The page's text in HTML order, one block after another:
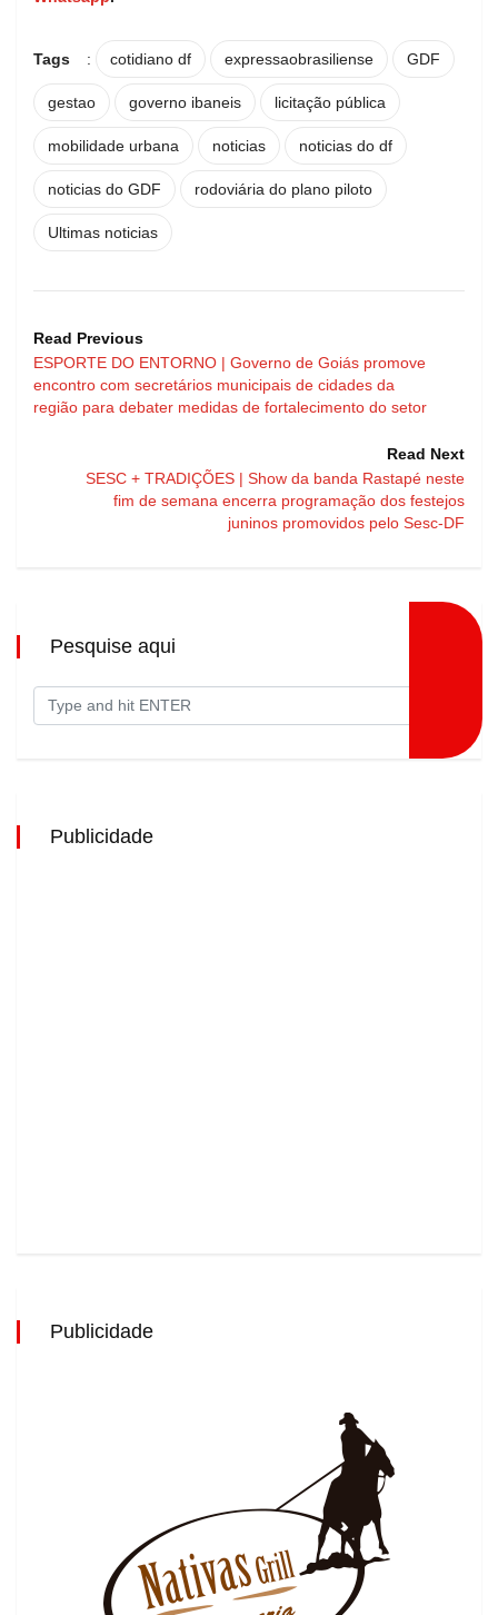
Tags : cotidiano df expressaobrasiliense GDF
gestao governo ibaneis licitação pública
mobilidade urbana noticias noticias do df
noticias do GDF rodoviária do plano piloto
Ultimas noticias
Read Previous
ESPORTE DO ENTORNO | Governo de Goiás promove
encontro com secretários municipais de cidades da
região para debater medidas de fortalecimento do setor
Read Next
SESC + TRADIÇÕES | Show da banda Rastapé neste
fim de semana encerra programação dos festejos
juninos promovidos pelo Sesc-DF
Pesquise aqui
Publicidade
Publicidade